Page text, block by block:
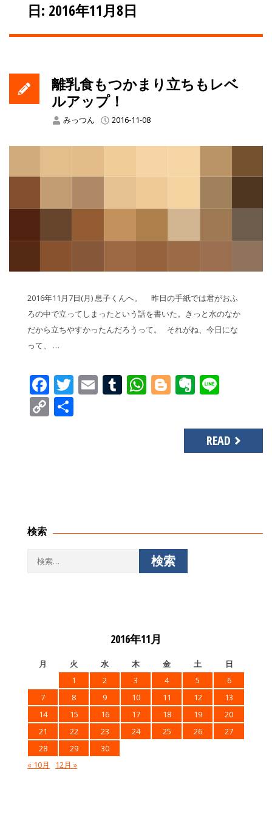
日: 2016年11月8日
離乳食もつかまり立ちもレベ
ルアップ！
みっつん 2016-11-08
2016年11月7日(月) 息子くんへ。 昨日の手紙では君がおふ
ろの中で立ってしまったという話を書いた。きっと水のなか
だから立ちやすかったんだろうって。 それがね、今日にな
って、 …
Facebook
Twitter
EmailTumblr
WhatsApp
Blogger
Copy
Link
READ
検索
2016年11月
月 火 水 木 金 土
日
1
2 3 4 5
6
7
8 9 10 11 12
13
14
15 16 17 18 19
20
21
22 23 24 25 26
27
28
29
30
« 10月
12月 »